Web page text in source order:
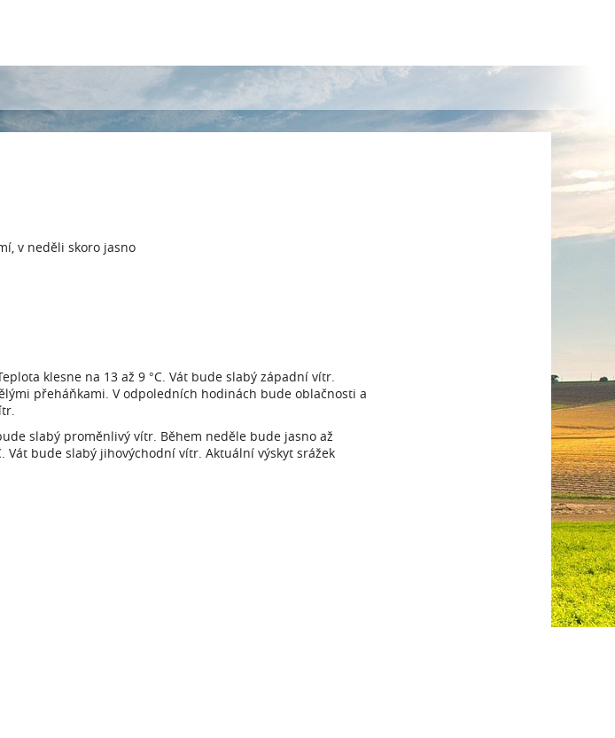
v neděli skoro jasno
klesne na 13 až 9 °C. Vát bude slabý západní vítr.
přeháňkami. V odpoledních hodinách bude oblačnosti a
slabý proměnlivý vítr. Během neděle bude jasno až
Vát bude slabý jihovýchodní vítr. Aktuální výskyt srážek